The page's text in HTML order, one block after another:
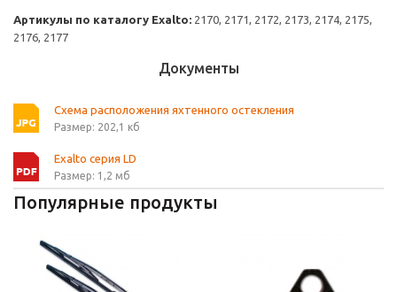
Артикулы по каталогу Exalto: 2170, 2171, 2172, 2173, 2174, 2175,
2176, 2177
Документы
Схема расположения яхтенного остекления
Размер: 202,1 кб
Exalto серия LD
Размер: 1,2 мб
Популярные продукты